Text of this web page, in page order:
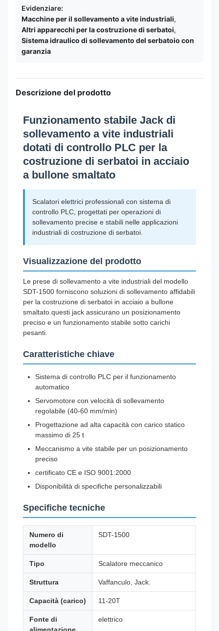
Evidenziare:
Macchine per il sollevamento a vite industriali,
Altri apparecchi per la costruzione di serbatoi,
Sistema idraulico di sollevamento del serbatoio con
garanzia
Descrizione del prodotto
Funzionamento stabile Jack di
sollevamento a vite industriali
dotati di controllo PLC per la
costruzione di serbatoi in acciaio
a bullone smaltato
Scalatori elettrici professionali con sistema di
controllo PLC, progettati per operazioni di
sollevamento precise e stabili nelle applicazioni
industriali di costruzione di serbatoi.
Visualizzazione del prodotto
Le prese di sollevamento a vite industriali del modello
SDT-1500 forniscono soluzioni di sollevamento affidabili
per la costruzione di serbatoi in acciaio a bullone
smaltato.questi jack assicurano un posizionamento
preciso e un funzionamento stabile sotto carichi
pesanti.
Caratteristiche chiave
Sistema di controllo PLC per il funzionamento
automatico
Servomotore con velocità di sollevamento
regolabile (40-60 mm/min)
Progettazione ad alta capacità con carico statico
massimo di 25 t
Meccanismo a vite stabile per un posizionamento
preciso
certificato CE e ISO 9001:2000
Disponibilità di specifiche personalizzabili
Specifiche tecniche
Numero di
modello
SDT-1500
Tipo Scalatore meccanico
Struttura Vaffanculo, Jack.
Capacità (carico) 11-20T
Fonte di
elettrico